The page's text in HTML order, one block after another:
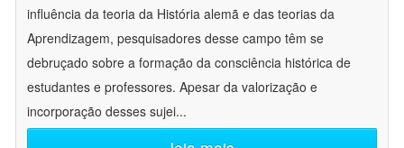
influência da teoria da História alemã e das teorias da
Aprendizagem, pesquisadores desse campo têm se
debruçado sobre a formação da consciência histórica de
estudantes e professores. Apesar da valorização e
incorporação desses sujei...